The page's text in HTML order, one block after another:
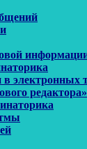
в электронных
редактора»